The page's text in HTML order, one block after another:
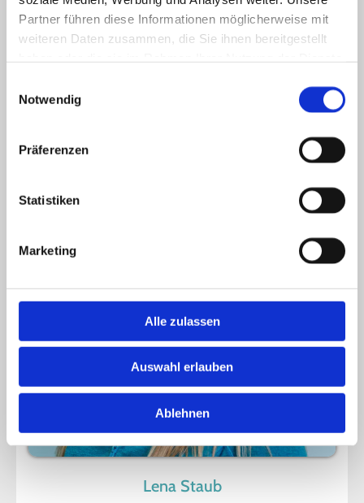
Partner führen diese Informationen möglicherweise mit
weiteren Daten zusammen, die Sie ihnen bereitgestellt
Notwendig
Präferenzen
Statistiken
Marketing
Alle zulassen
Auswahl erlauben
Ablehnen
Christine Uhlmann
Tiermedizinische
Notdienst
Lena Staub